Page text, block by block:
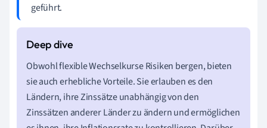
geführt.
Obwohl flexible Wechselkurse Risiken bergen, bieten
sie auch erhebliche Vorteile. Sie erlauben es den
Ländern, ihre Zinssätze unabhängig von den
Zinssätzen anderer Länder zu ändern und ermöglichen